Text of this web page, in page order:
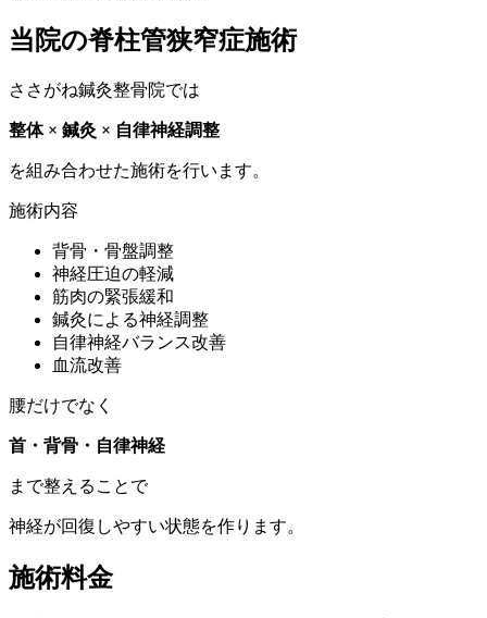
当院の脊柱管狭窄症施術
ささがね鍼灸整骨院では
整体 × 鍼灸 × 自律神経調整
を組み合わせた施術を行います。
施術内容
背骨・骨盤調整
神経圧迫の軽減
筋肉の緊張緩和
鍼灸による神経調整
自律神経バランス改善
血流改善
腰だけでなく
首・背骨・自律神経
まで整えることで
神経が回復しやすい状態を作ります。
施術料金